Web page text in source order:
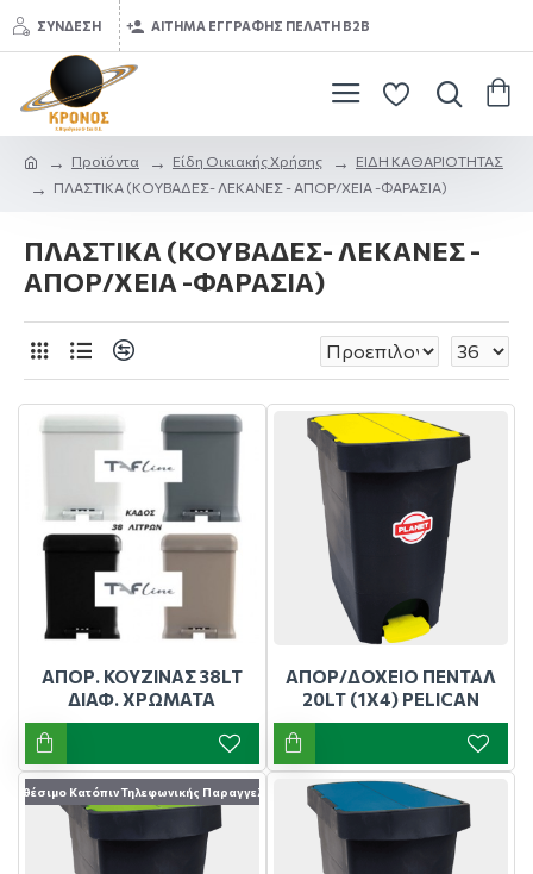
ΣΎΝΔΕΣΗ ΑΊΤΗΜΑ ΕΓΓΡΑΦΉΣ ΠΕΛΆΤΗ B2B
Προϊόντα Είδη Οικιακής Χρήσης
ΕΙΔΗ ΚΑΘΑΡΙΟΤΗΤΑΣ
ΠΛΑΣΤΙΚΑ (ΚΟΥΒΑΔΕΣ- ΛΕΚΑΝΕΣ - ΑΠΟΡ/ΧΕΙΑ -ΦΑΡΑΣΙΑ)
ΠΛΑΣΤΙΚΑ (ΚΟΥΒΑΔΕΣ- ΛΕΚΑΝΕΣ -
ΑΠΟΡ/ΧΕΙΑ -ΦΑΡΑΣΙΑ)
ΑΠΟΡ. ΚΟΥΖΙΝΑΣ 38LT
ΔΙΑΦ. ΧΡΩΜΑΤΑ
ΑΠΟΡ/ΔΟΧΕΙΟ ΠΕΝΤΑΛ
20LT (1Χ4) PELICAN
Διαθέσιμο Κατόπιν Τηλεφωνικής Παραγγελίας